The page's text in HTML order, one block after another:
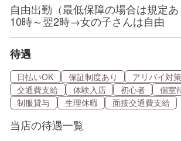
自由出勤（最低保障の場合は規定あ
10時～翌2時→女の子さんは自由
待遇
日払いOK 保証制度あり アリバイ対策
交通費支給
体験入店 初心者 個室
制服貸与
生理休暇 面接交通費支給
当店の待遇一覧